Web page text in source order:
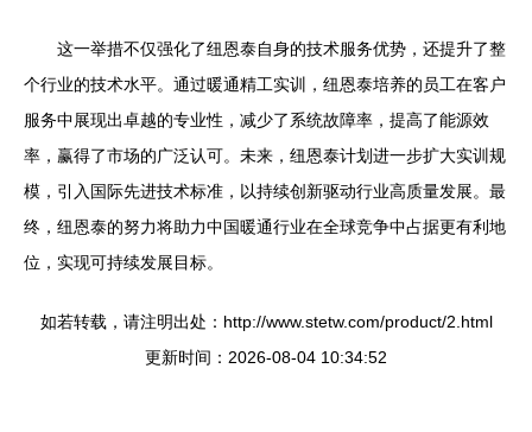
这一举措不仅强化了纽恩泰自身的技术服务优势，还提升了整
个行业的技术水平。通过暖通精工实训，纽恩泰培养的员工在客户
服务中展现出卓越的专业性，减少了系统故障率，提高了能源效
率，赢得了市场的广泛认可。未来，纽恩泰计划进一步扩大实训规
模，引入国际先进技术标准，以持续创新驱动行业高质量发展。最
终，纽恩泰的努力将助力中国暖通行业在全球竞争中占据更有利地
位，实现可持续发展目标。
如若转载，请注明出处：http://www.stetw.com/product/2.html
更新时间：2026-08-04 10:34:52